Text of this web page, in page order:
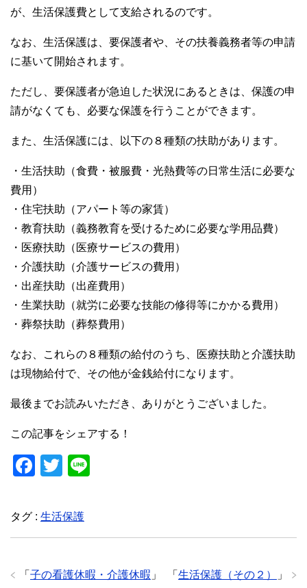
が、生活保護費として支給されるのです。
なお、生活保護は、要保護者や、その扶養義務者等の申請
に基いて開始されます。
ただし、要保護者が急迫した状況にあるときは、保護の申
請がなくても、必要な保護を行うことができます。
また、生活保護には、以下の８種類の扶助があります。
・生活扶助（食費・被服費・光熱費等の日常生活に必要な
費用）
・住宅扶助（アパート等の家賃）
・教育扶助（義務教育を受けるために必要な学用品費）
・医療扶助（医療サービスの費用）
・介護扶助（介護サービスの費用）
・出産扶助（出産費用）
・生業扶助（就労に必要な技能の修得等にかかる費用）
・葬祭扶助（葬祭費用）
なお、これらの８種類の給付のうち、医療扶助と介護扶助
は現物給付で、その他が金銭給付になります。
最後までお読みいただき、ありがとうございました。
この記事をシェアする！
F
c
e
o
T
tt
er
タグ : 生活保護
「 生活保護（その２） 」
「 子の看護休暇・介護休暇 」